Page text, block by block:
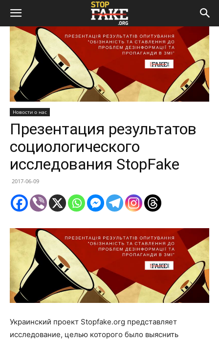
Новости о нас
Презентация результатов
социологического
исследования StopFake
2017-06-09
Украинский проект Stopfake.org представляет
исследование, целью которого было выяснить